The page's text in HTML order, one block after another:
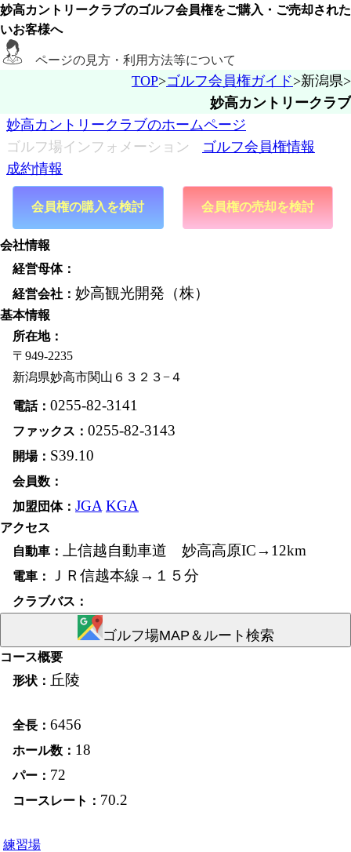
妙高カントリークラブのゴルフ会員権をご購入・ご売却された
いお客様へ
ページの見方・利用方法等について
ゴルフ会員権ガイドのヘルプ
ゴルフ場経営会社・運営会社・グループ等
経営母体
経営会社
運営会社
グループ
TOP ゴルフ会員権ガイド
新潟県
妙高カントリークラブ
妙高カントリークラブのホームページ
ゴルフ場インフォメーション
ゴルフ会員権情報
成約情報
会社情報
妙高観光開発（株）
基本情報
949-2235
新潟県妙高市関山 ６３２３−４
0255-82-3141
0255-82-3143
S39.10
JGA KGA
アクセス
上信越自動車道 妙高高原IC→12km
ＪＲ信越本線→１５分
ゴルフ場MAP＆ルート検索
コース概要
丘陵
6456
18
72
70.2
練習場